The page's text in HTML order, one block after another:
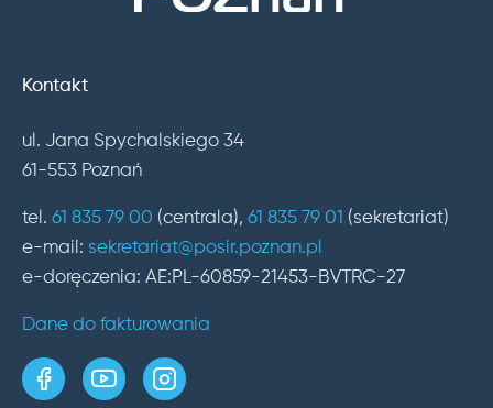
Kontakt
ul. Jana Spychalskiego 34
61-553 Poznań
tel. 61 835 79 00 (centrala), 61 835 79 01 (sekretariat)
e-mail: sekretariat@posir.poznan.pl
e-doręczenia: AE:PL-60859-21453-BVTRC-27
Dane do fakturowania
strona w serwisie Facebook
kanał w serwisie YouTube
profil w serwisie Instagram